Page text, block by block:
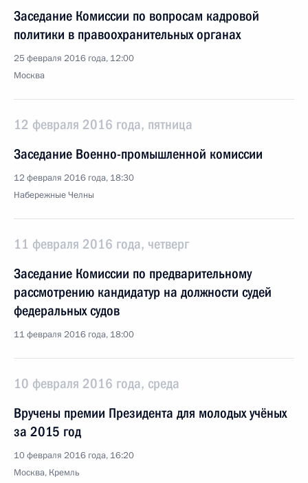
Заседание Комиссии по вопросам кадровой
политики в правоохранительных органах
25 февраля 2016 года, 12:00
Москва
12 февраля 2016 года, пятница
Заседание Военно-промышленной комиссии
12 февраля 2016 года, 18:30
Набережные Челны
11 февраля 2016 года, четверг
Заседание Комиссии по предварительному
рассмотрению кандидатур на должности судей
федеральных судов
11 февраля 2016 года, 18:00
10 февраля 2016 года, среда
Вручены премии Президента для молодых учёных
за 2015 год
10 февраля 2016 года, 16:20
Москва, Кремль